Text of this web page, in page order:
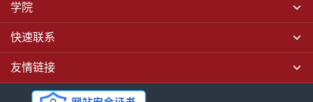
学院
快速联系
友情链接